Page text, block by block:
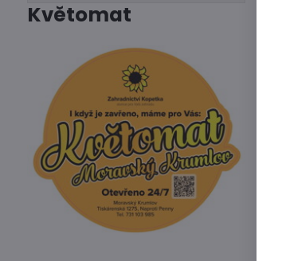
Květomat